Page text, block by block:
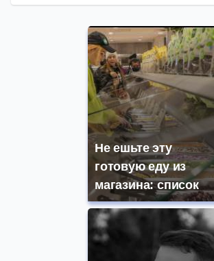
Не ешьте эту
готовую еду из
магазина: список